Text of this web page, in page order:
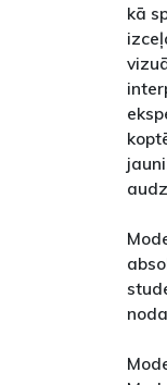
kā